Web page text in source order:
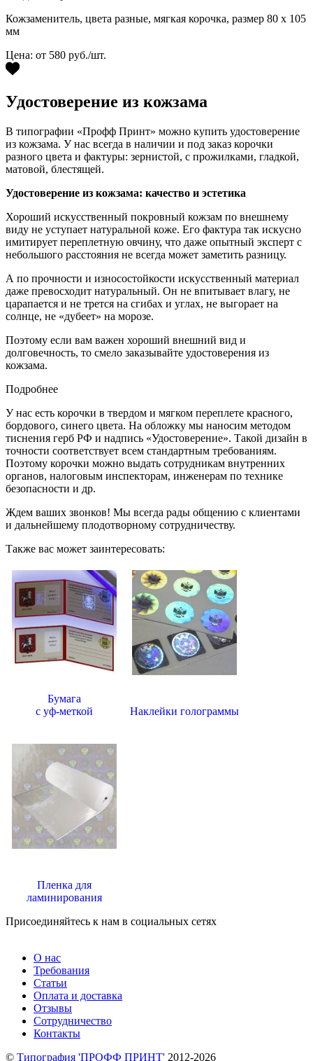
Кожзаменитель, цвета разные, мягкая корочка, размер 80 х 105
мм
Цена: от 580 руб./шт.
Удостоверение из кожзама
В типографии «Профф Принт» можно купить удостоверение
из кожзама. У нас всегда в наличии и под заказ корочки
разного цвета и фактуры: зернистой, с прожилками, гладкой,
матовой, блестящей.
Удостоверение из кожзама: качество и эстетика
Хороший искусственный покровный кожзам по внешнему
виду не уступает натуральной коже. Его фактура так искусно
имитирует переплетную овчину, что даже опытный эксперт с
небольшого расстояния не всегда может заметить разницу.
А по прочности и износостойкости искусственный материал
даже превосходит натуральный. Он не впитывает влагу, не
царапается и не трется на сгибах и углах, не выгорает на
солнце, не «дубеет» на морозе.
Поэтому если вам важен хороший внешний вид и
долговечность, то смело заказывайте удостоверения из
кожзама.
Подробнее
У нас есть корочки в твердом и мягком переплете красного,
бордового, синего цвета. На обложку мы наносим методом
тиснения герб РФ и надпись «Удостоверение». Такой дизайн в
точности соответствует всем стандартным требованиям.
Поэтому корочки можно выдать сотрудникам внутренних
органов, налоговым инспекторам, инженерам по технике
безопасности и др.
Ждем ваших звонков! Мы всегда рады общению с клиентами
и дальнейшему плодотворному сотрудничеству.
Также вас может заинтересовать:
Бумага
с уф-меткой
Наклейки голограммы
Пленка для
ламинирования
Присоединяйтесь к нам в социальных сетях
О нас
Требования
Статьи
Оплата и доставка
Отзывы
Сотрудничество
Контакты
© Типография 'ПРОФФ ПРИНТ' 2012-2026